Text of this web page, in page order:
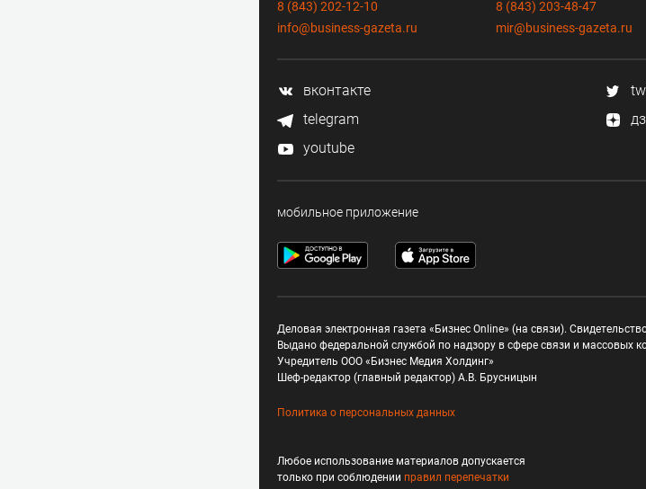
8 (843) 202-12-10
info@business-gazeta.ru
8 (843) 203-48-47
mir@business-gazeta.ru
вконтакте
telegram
youtube
мобильное приложение
Деловая электронная газета «Бизнес Online» (на связи).
Выдано федеральной службой по надзору в сфере связи и массовых
Учредитель ООО «Бизнес Медия Холдинг»
Шеф-редактор (главный редактор) А.В. Брусницын
Политика о персональных данных
Любое использование материалов допускается
только при соблюдении правил перепечатки